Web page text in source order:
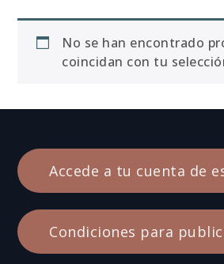
No se han encontrado
coincidan con tu
Accede a tu cuenta de
Condiciones para